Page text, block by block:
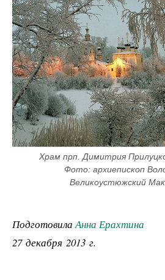
Храм прп. Димитрия
Фото: архиепископ
Великоустюжский
ПодготовилаАнна Ерахтина
27 декабря 2013 г.